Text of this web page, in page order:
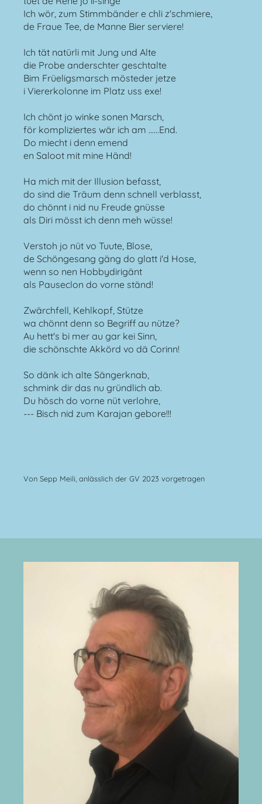
Ich wör, zum Stimmbänder e chli z'schmiere,
de Fraue Tee, de Manne Bier serviere!
Ich tät natürli mit Jung und Alte
die Probe anderschter geschtalte
Bim Früeligsmarsch mösteder jetze
i Viererkolonne im Platz uss exe!
Ich chönt jo winke sonen Marsch,
för kompliziertes wär ich am ......End.
Do miecht i denn emend
en Saloot mit mine Händ!
Ha mich mit der Illusion befasst,
do sind die Träum denn schnell verblasst,
do chönnt i nid nu Freude gnüsse
als Diri mösst ich denn meh wüsse!
Verstoh jo nüt vo Tuute, Blose,
de Schöngesang gäng do glatt i'd Hose,
wenn so nen Hobbydirigänt
als Pauseclon do vorne ständ!
Zwärchfell, Kehlkopf, Stütze
wa chönnt denn so Begriff au nütze?
Au hett's bi mer au gar kei Sinn,
die schönschte Akkörd vo dä Corinn!
So dänk ich alte Sängerknab,
schmink dir das nu gründlich ab.
Du hösch do vorne nüt verlohre,
--- Bisch nid zum Karajan gebore!!!
Von Sepp Meili, anlässlich der GV 2023 vorgetragen